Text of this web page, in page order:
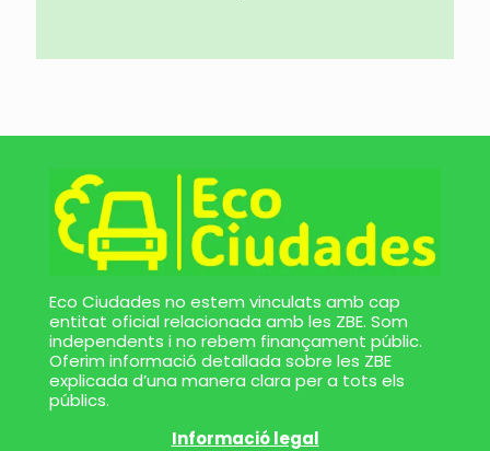
Eco Ciudades no estem vinculats amb cap
entitat oficial relacionada amb les ZBE. Som
independents i no rebem finançament públic.
Oferim informació detallada sobre les ZBE
explicada d’una manera clara per a tots els
públics.
Informació legal